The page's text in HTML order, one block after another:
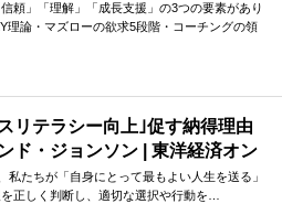
頼」「理解」「成長支援」の3つの要素があり
理論・マズローの欲求5段階・コーチングの領
る知識の習得にとどまらず、現場で直面する
リテラシー向上｣促す納得理由
ド・ジョンソン | 東洋経済オン
たちが「自身にとって最もよい人生を送る」
正しく判断し、適切な選択や行動を…